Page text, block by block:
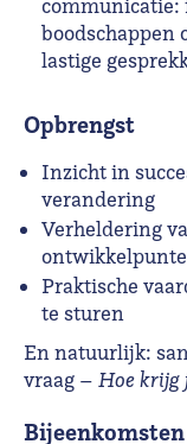
communicatie:
boodschappen
lastige
Opbrengst
Inzicht in
verandering
Verheldering
Praktische
te sturen
En natuurlijk:
vraag – Hoe krijg
Bijeenkomsten